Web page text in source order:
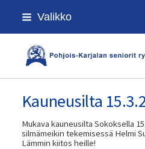
Siirry
sivun
Valikko
Kauneusilta
Mukava kauneusilta Sokoksella
silmämeikin tekemisessä Helmi
Lämmin kiitos heille!